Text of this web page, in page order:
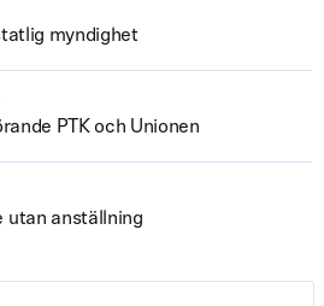
myndighet
PTK och Unionen
utan anställning